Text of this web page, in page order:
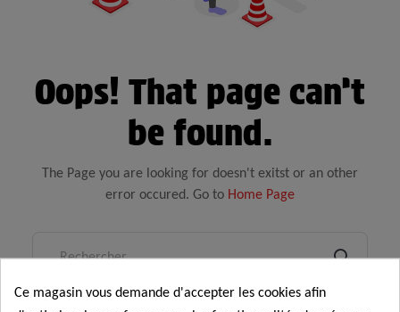
Oops! That page can’t
be found.
The Page you are looking for doesn't exitst or an other
error occured. Go to Home Page
Ce magasin vous demande d'accepter les cookies afin